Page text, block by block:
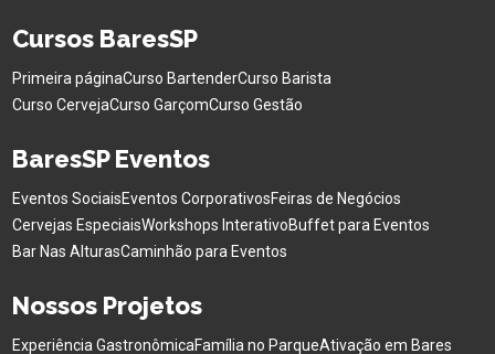
Cursos BaresSP
Primeira páginaCurso BartenderCurso Barista
Curso CervejaCurso GarçomCurso Gestão
BaresSP Eventos
Eventos SociaisEventos CorporativosFeiras de Negócios
Cervejas EspeciaisWorkshops InterativoBuffet para Eventos
Bar Nas AlturasCaminhão para Eventos
Nossos Projetos
Experiência GastronômicaFamília no ParqueAtivação em Bares